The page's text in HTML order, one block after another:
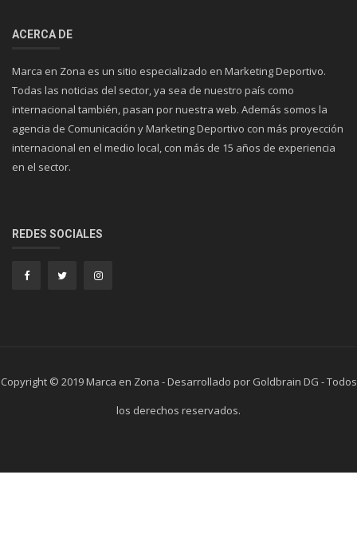
ACERCA DE
Marca en Zona es un sitio especializado en Marketing Deportivo.
Todas las noticias del sector, ya sea de nuestro país como
internacional también, pasan por nuestra web. Además somos la
agencia de Comunicación y Marketing Deportivo con más proyección
internacional en el medio local, con más de 15 años de experiencia
en el sector.
REDES SOCIALES
Copyright © 2019 Marca en Zona - Desarrollado por Goldbrain DG - Todos
los derechos reservados.